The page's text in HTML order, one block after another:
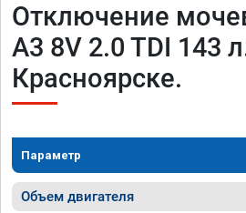
Отключение
A3 8V 2.0 TDI 143
Красноярске.
Параметр
Объем двигателя